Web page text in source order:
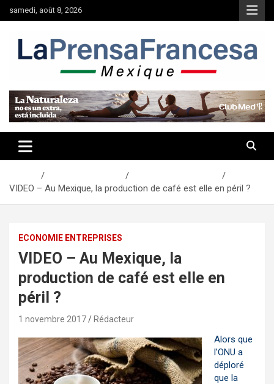
au
samedi, août 8, 2026
VIDEO – Au Mexique, la production de café est elle en péril ?
ECONOMIE ENTREPRISES
VIDEO – Au Mexique, la
production de café est elle en
péril ?
1 novembre 2017 Rédacteur
Alors que
l’ONU a
déploré
que la